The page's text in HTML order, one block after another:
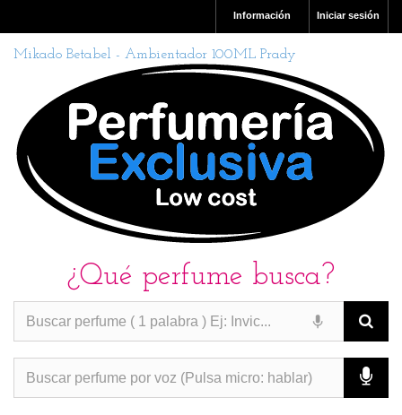
Iniciar sesión
Información
Mikado Betabel - Ambientador 100ML Prady
¿Qué perfume busca?